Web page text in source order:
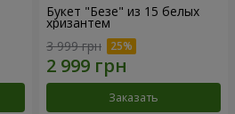
Букет "Безе" из 15 белых
хризантем
3 999 грн
Заказать